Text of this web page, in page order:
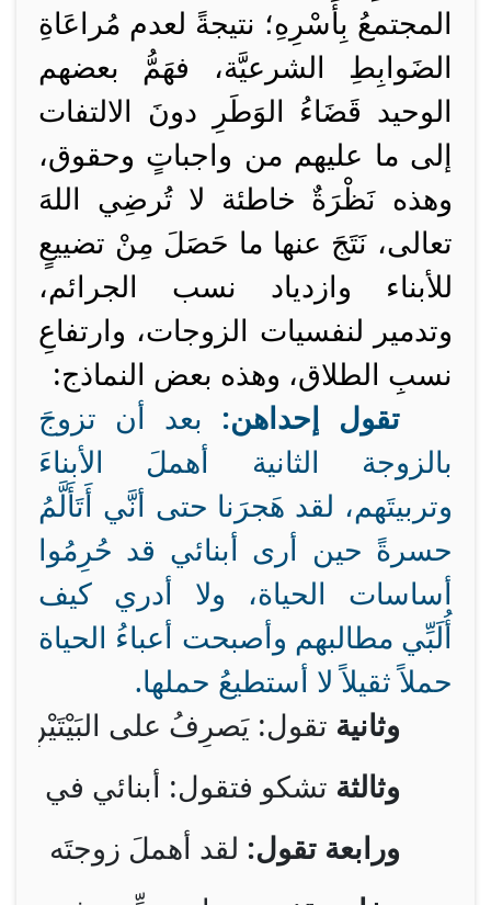
المجتمعُ بِأَسْرِهِ؛ نتيجةً لعدم مُراعَاةِ
الضَوابِطِ الشرعيَّة، فهَمُّ بعضهم
الوحيد قَضَاءُ الوَطَرِ دونَ الالتفات
إلى ما عليهم من واجباتٍ وحقوق،
وهذه نَظْرَةٌ خاطئة لا تُرضِي اللهَ
تعالى، نَتَجَ عنها ما حَصَلَ مِنْ تضييعٍ
للأبناء وازدياد نسب الجرائم،
وتدمير لنفسيات الزوجات، وارتفاعِ
نسبِ الطلاق، وهذه بعض النماذج:
تقول إحداهن: بعد أن تزوجَ
بالزوجة الثانية أهملَ الأبناءَ
وتربيتَهم، لقد هَجرَنا حتى أنَّي أَتَأَلَّمُ
حسرةً حين أرى أبنائي قد حُرِمُوا
أساسات الحياة، ولا أدري كيف
أُلَبِّي مطالبهم وأصبحت أعباءُ الحياة
حملاً ثقيلاً لا أستطيعُ حملها.
وثانية تقول: يَصرِفُ على البَيْتَيْنِ
وثالثة تشكو فتقول: أبنائي في
ورابعة تقول: لقد أهملَ زوجتَه